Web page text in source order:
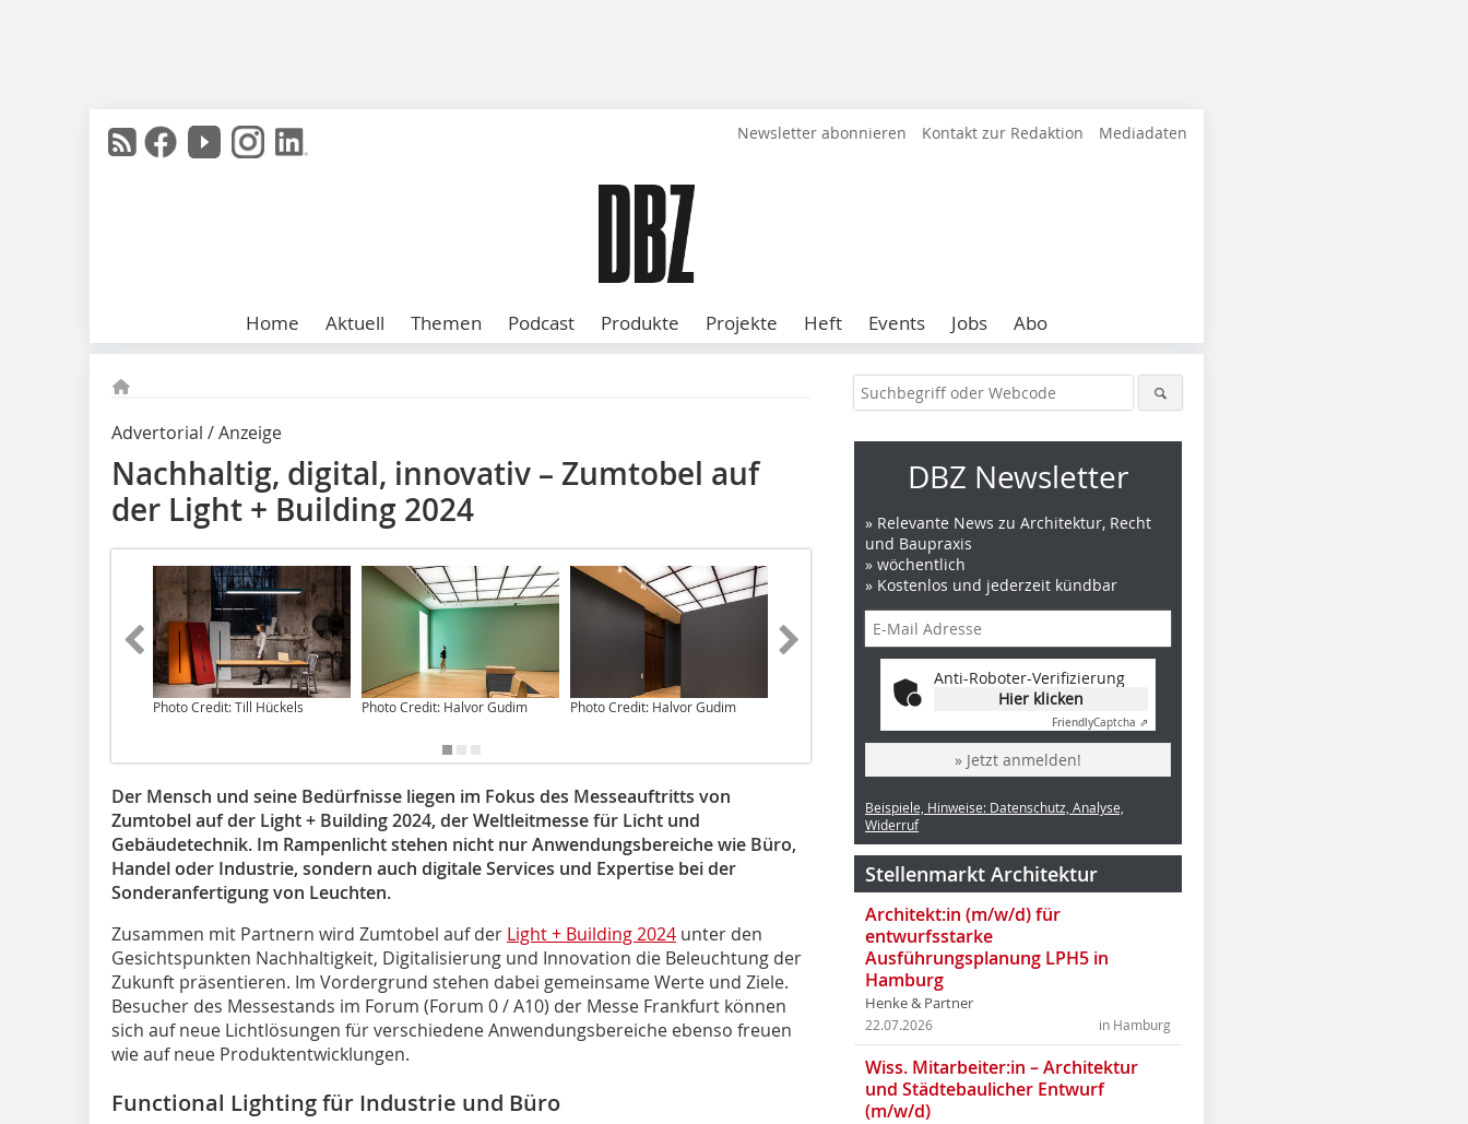
Newsletter abonnieren Kontakt zur Redaktion Mediadaten
Home Aktuell Themen Podcast Produkte Projekte Heft Events Jobs Abo
Advertorial / Anzeige
Nachhaltig, digital, innovativ – Zumtobel auf
der Light + Building 2024
Photo Credit: Till Hückels Photo Credit: Halvor Gudim Photo Credit: Halvor Gudim Photo Credit: Jens Ellensohn Photo Credit: Jens Ellensohn
Der Mensch und seine Bedürfnisse liegen im Fokus des Messeauftritts von
Zumtobel auf der Light + Building 2024, der Weltleitmesse für Licht und
Gebäudetechnik. Im Rampenlicht stehen nicht nur Anwendungsbereiche wie Büro,
Handel oder Industrie, sondern auch digitale Services und Expertise bei der
Sonderanfertigung von Leuchten.
Zusammen mit Partnern wird Zumtobel auf der Light + Building 2024 unter den
Gesichtspunkten Nachhaltigkeit, Digitalisierung und Innovation die Beleuchtung der
Zukunft präsentieren. Im Vordergrund stehen dabei gemeinsame Werte und Ziele.
Besucher des Messestands im Forum (Forum 0 / A10) der Messe Frankfurt können
sich auf neue Lichtlösungen für verschiedene Anwendungsbereiche ebenso freuen
wie auf neue Produktentwicklungen.
Functional Lighting für Industrie und Büro
DBZ Newsletter
» Relevante News zu Architektur, Recht
und Baupraxis
» wöchentlich
» Kostenlos und jederzeit kündbar
Anti-Roboter-Verifizierung
Hier klicken
FriendlyCaptcha ⇗
» Jetzt anmelden!
Beispiele, Hinweise: Datenschutz, Analyse,
Widerruf
Stellenmarkt Architektur
Architekt:in (m/w/d) für
entwurfsstarke
Ausführungsplanung LPH5 in
Hamburg
Henke & Partner
in Hamburg
22.07.2026
Wiss. Mitarbeiter:in – Architektur
und Städtebaulicher Entwurf
(m/w/d)